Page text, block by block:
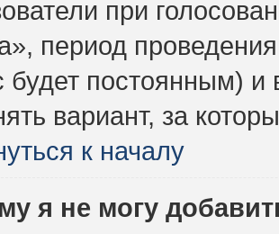
при
период
будет постоянным) и
вариант, за
к началу
я не могу